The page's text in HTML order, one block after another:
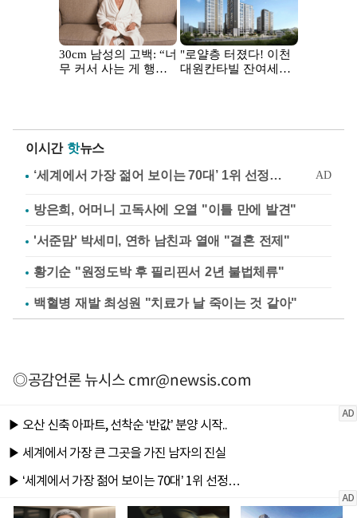
이시간 핫뉴스
방은희, 어머니 고독사에 오열 "이틀 만에 발견"
'서준맘' 박세미, 연하 남친과 열애 "결혼 전제"
황기순 "원정도박 후 필리핀서 2년 불법체류"
백혈병 재발 최성원 "치료가 날 죽이는 것 같아"
◎공감언론 뉴시스cmr@newsis.com